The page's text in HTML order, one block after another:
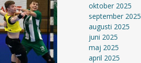
oktober 2025
september 2025
augusti 2025
juni 2025
maj 2025
april 2025